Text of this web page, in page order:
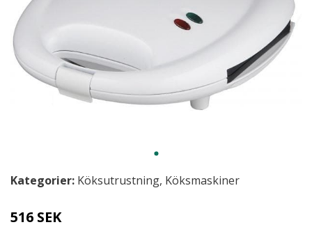
Kategorier: Köksutrustning, Köksmaskiner
516 SEK